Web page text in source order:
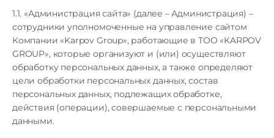
1.1. «Администрация сайта» (далее – Администрация) –
сотрудники уполномоченные на управление сайтом
Компании «Karpov Group», работающие в ТОО «KARPOV
GROUP», которые организуют и (или) осуществляют
обработку персональных данных, а также определяют
цели обработки персональных данных, состав
персональных данных, подлежащих обработке,
действия (операции), совершаемые с персональными
данными.